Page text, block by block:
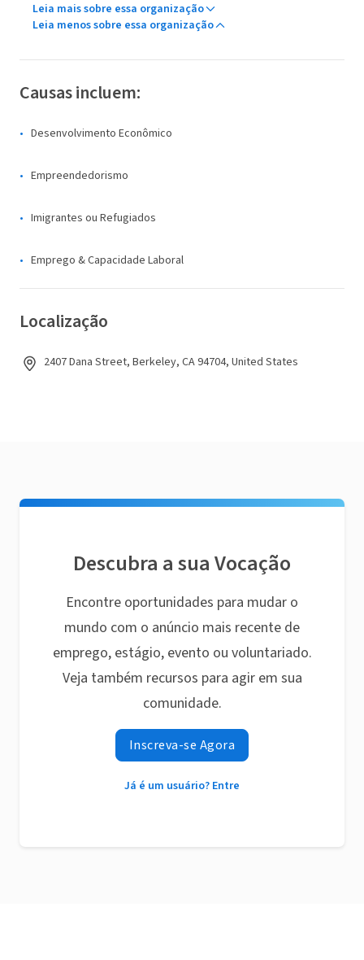
Leia mais sobre essa organização
Leia menos sobre essa organização
Causas incluem:
Desenvolvimento Econômico
Empreendedorismo
Imigrantes ou Refugiados
Emprego & Capacidade Laboral
Localização
2407 Dana Street, Berkeley, CA 94704, United States
Descubra a sua Vocação
Encontre oportunidades para mudar o
mundo com o anúncio mais recente de
emprego, estágio, evento ou voluntariado.
Veja também recursos para agir em sua
comunidade.
Inscreva-se Agora
Já é um usuário? Entre